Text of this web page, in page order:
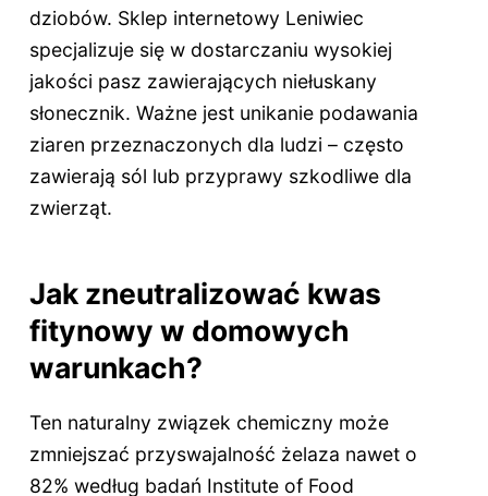
dziobów. Sklep internetowy Leniwiec
specjalizuje się w dostarczaniu wysokiej
jakości pasz zawierających niełuskany
słonecznik. Ważne jest unikanie podawania
ziaren przeznaczonych dla ludzi – często
zawierają sól lub przyprawy szkodliwe dla
zwierząt.
Jak zneutralizować kwas
fitynowy w domowych
warunkach?
Ten naturalny związek chemiczny może
zmniejszać przyswajalność żelaza nawet o
82% według badań Institute of Food